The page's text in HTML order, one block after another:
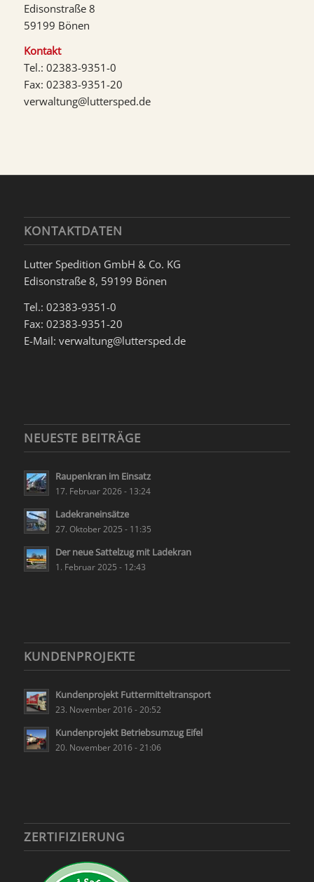
Edisonstraße 8
59199 Bönen
Kontakt
Tel.: 02383-9351-0
Fax: 02383-9351-20
verwaltung@luttersped.de
KONTAKTDATEN
Lutter Spedition GmbH & Co. KG
Edisonstraße 8, 59199 Bönen
Tel.: 02383-9351-0
Fax: 02383-9351-20
E-Mail: verwaltung@luttersped.de
NEUESTE BEITRÄGE
Raupenkran im Einsatz
17. Februar 2026 - 13:24
Ladekraneinsätze
27. Oktober 2025 - 11:35
Der neue Sattelzug mit Ladekran
1. Februar 2025 - 12:43
KUNDENPROJEKTE
Kundenprojekt Futtermitteltransport
23. November 2016 - 20:52
Kundenprojekt Betriebsumzug Eifel
20. November 2016 - 21:06
ZERTIFIZIERUNG